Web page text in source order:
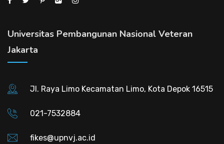
Universitas Pembangunan Nasional Veteran
Jakarta
Jl. Raya Limo Kecamatan Limo, Kota Depok 16515
021-7532884
fikes@upnvj.ac.id